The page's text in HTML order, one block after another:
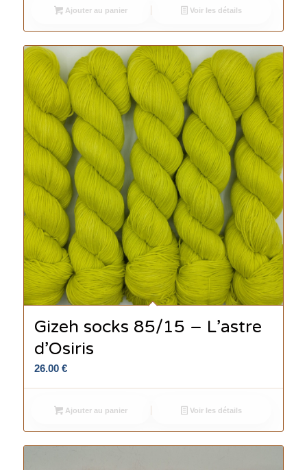
Ajouter au panier Voir les détails
Gizeh socks 85/15 – L’astre
d’Osiris
26.00 €
Ajouter au panier Voir les détails